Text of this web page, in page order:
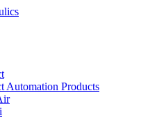
Automation Products